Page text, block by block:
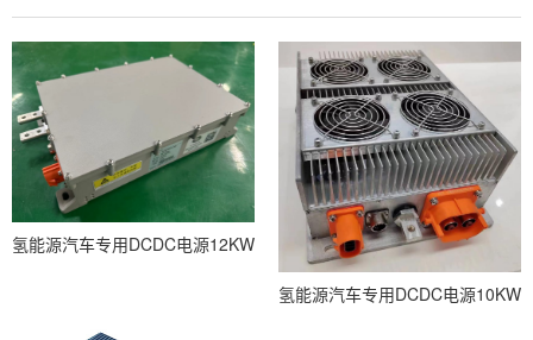
氢能源汽车专用DCDC电源12KW
氢能源汽车专用DCDC电源10KW